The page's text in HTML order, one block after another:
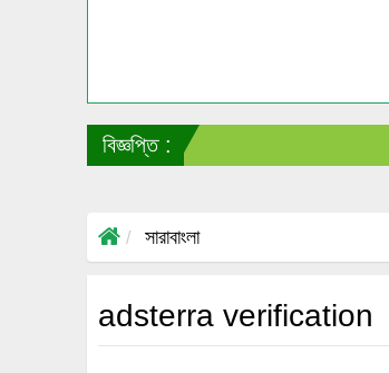
বিজ্ঞপ্তি :
সারাবাংলা
adsterra verification